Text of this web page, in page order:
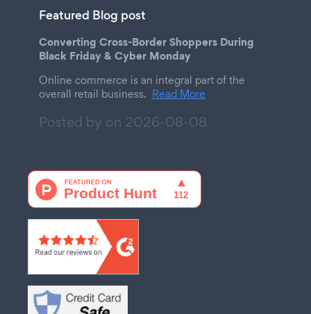
Featured Blog post
Converting Cross-Border Shoppers During
Black Friday & Cyber Monday
Online commerce is an integral part of the
overall retail business. Read More
Posted by on 2026-08-08